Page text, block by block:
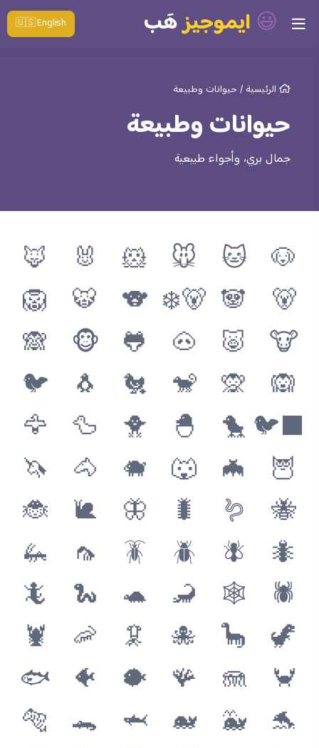
😃ايموجيزهَب 🇺🇸 English
الرئيسية / حيوانات وطبيعة
حيوانات وطبيعة
جمال بري، وأجواء طبيعية
🐶
🐱
🐭
🐹
🐰
🦊
🐻
🐼
🐻‍❄️
🐨
🐯
🦁
🐮
🐷
🐽
🐸
🐵
🙈
🙉
🙊
🐒
🐔
🐧
🐦
🐦‍⬛
🐤
🐣
🐥
🦆
🦅
🦉
🦇
🐺
🐗
🐴
🦄
🐝
🪱
🐛
🦋
🐌
🐞
🐜
🪰
🪲
🪳
🦟
🦗
🕷
🕸
🦂
🐢
🐍
🦎
🦖
🦕
🐙
🦑
🦐
🦞
🦀
🪼
🪸
🐡
🐠
🐟
🐬
🐳
🐋
🦈
🐊
🐅